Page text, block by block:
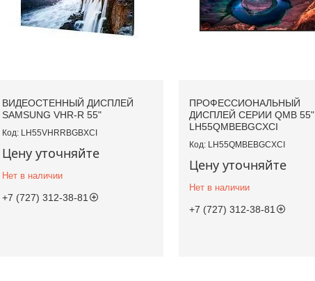
ВИДЕОСТЕННЫЙ ДИСПЛЕЙ
SAMSUNG VHR-R 55"
LH55VHRRBGBXCI
Цену уточняйте
Нет в наличии
+7 (727) 312-38-81
ПРОФЕССИОНАЛЬНЫЙ
ДИСПЛЕЙ СЕРИИ QMB 55"
LH55QMBEBGCXCI
LH55QMBEBGCXCI
Цену уточняйте
Нет в наличии
+7 (727) 312-38-81